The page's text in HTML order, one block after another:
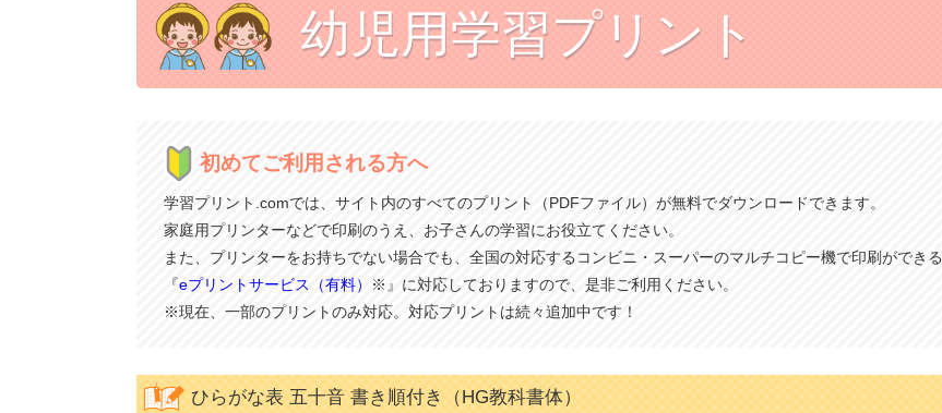
幼児用学習プリント
初めてご利用される方へ
学習プリント.comでは、サイト内のすべてのプリント（PDFファイル）が無料でダウンロードできます。
家庭用プリンターなどで印刷のうえ、お子さんの学習にお役立てください。
また、プリンターをお持ちでない場合でも、全国の対応するコンビニ・スーパーのマルチコピー機で印刷ができる
『eプリントサービス（有料）
※』に対応しておりますので、是非ご利用ください。
※現在、一部のプリントのみ対応。対応プリントは続々追加中です！
ひらがな表 五十音 書き順付き（HG教科書体）